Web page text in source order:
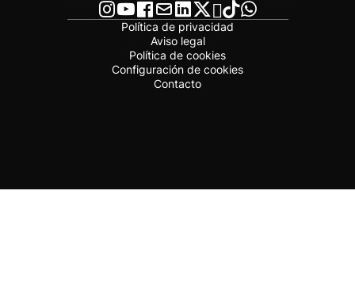
Política de privacidad
Aviso legal
Política de cookies
Configuración de cookies
Contacto